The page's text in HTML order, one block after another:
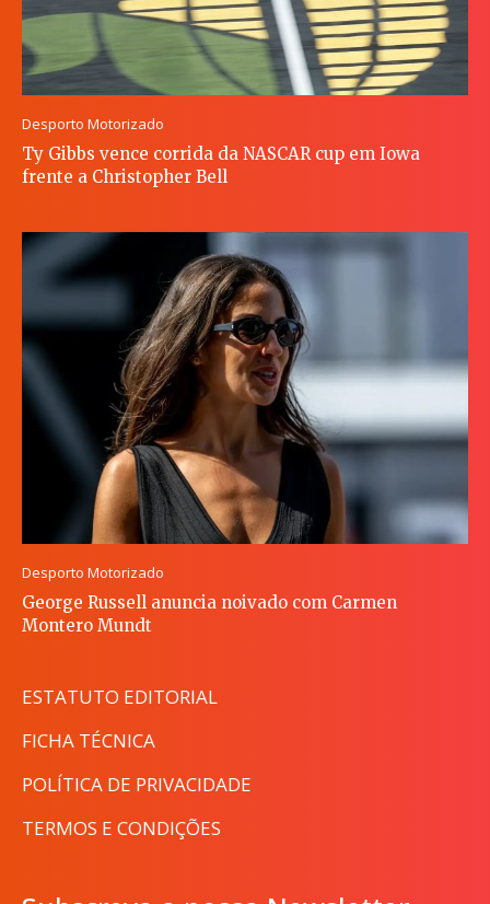
Desporto Motorizado
Ty Gibbs vence corrida da NASCAR cup em Iowa
frente a Christopher Bell
Desporto Motorizado
George Russell anuncia noivado com Carmen
Montero Mundt
ESTATUTO EDITORIAL
FICHA TÉCNICA
POLÍTICA DE PRIVACIDADE
TERMOS E CONDIÇÕES